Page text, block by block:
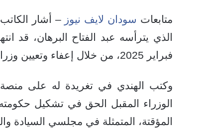
متابعات سودان لايف نيوز – أشار
الذي يترأسه عبد الفتاح البرهان، قد
فبراير 2025، من خلال إعفاء وتعيين وزراء قبل تعيين رئيس الوزراء.
وكتب الهندي في تغريدة له على منصة
الوزراء المقبل الحق في تشكيل
المؤقتة، المتمثلة في مجلسي السيادة